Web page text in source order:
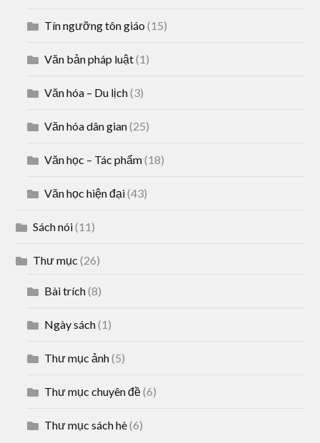
Tín ngưỡng tôn giáo (15)
Văn bản pháp luật(1)
Văn hóa – Du lịch(3)
Văn hóa dân gian(25)
Văn học – Tác phẩm(18)
Văn học hiện đại(43)
Sách nói(11)
Thư mục (26)
Bài trích(8)
Ngày sách(1)
Thư mục ảnh(5)
Thư mục chuyên đề(6)
Thư mục sách hè(6)